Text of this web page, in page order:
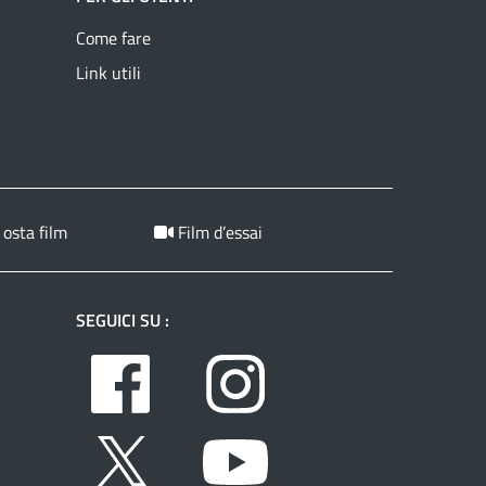
Come fare
Link utili
film Film d’essai
SEGUICI SU :
Facebook
Twitter